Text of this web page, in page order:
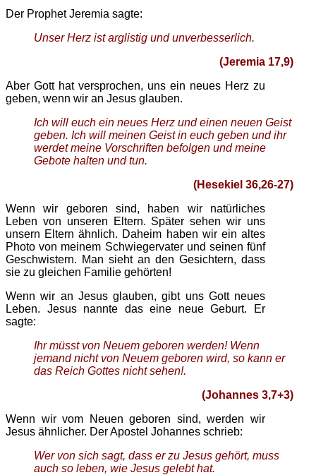
Der Prophet Jeremia sagte:
Unser Herz ist arglistig und unverbesserlich.
(Jeremia 17,9)
Aber Gott hat versprochen, uns ein neues Herz zu
geben, wenn wir an Jesus glauben.
Ich will euch ein neues Herz und einen neuen Geist
geben. Ich will meinen Geist in euch geben und ihr
werdet meine Vorschriften befolgen und meine
Gebote halten und tun.
(Hesekiel 36,26-27)
Wenn wir geboren sind, haben wir natürliches
Leben von unseren Eltern. Später sehen wir uns
unsern Eltern ähnlich. Daheim haben wir ein altes
Photo von meinem Schwiegervater und seinen fünf
Geschwistern. Man sieht an den Gesichtern, dass
sie zu gleichen Familie gehörten!
Wenn wir an Jesus glauben, gibt uns Gott neues
Leben. Jesus nannte das eine neue Geburt. Er
sagte:
Ihr müsst von Neuem geboren werden! Wenn
jemand nicht von Neuem geboren wird, so kann er
das Reich Gottes nicht sehen!.
(Johannes 3,7+3)
Wenn wir vom Neuen geboren sind, werden wir
Jesus ähnlicher. Der Apostel Johannes schrieb:
Wer von sich sagt, dass er zu Jesus gehört, muss
auch so leben, wie Jesus gelebt hat.